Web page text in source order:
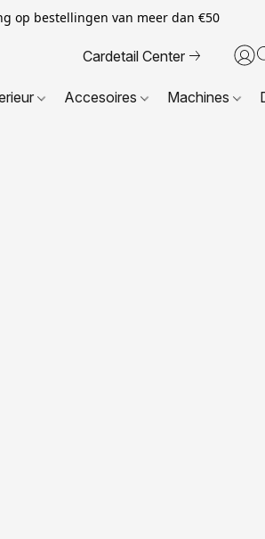
op bestellingen van meer dan €50
Cardetail Center
Accesoires Machines